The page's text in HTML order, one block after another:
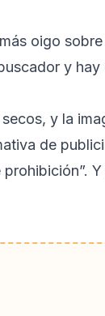
oigo
y
y la
de